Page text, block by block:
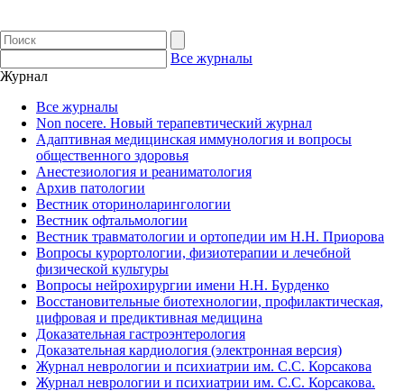
Все журналы
Журнал
Все журналы
Non nocere. Новый терапевтический журнал
Адаптивная медицинская иммунология и вопросы
общественного здоровья
Анестезиология и реаниматология
Архив патологии
Вестник оториноларингологии
Вестник офтальмологии
Вестник травматологии и ортопедии им Н.Н. Приорова
Вопросы курортологии, физиотерапии и лечебной
физической культуры
Вопросы нейрохирургии имени Н.Н. Бурденко
Восстановительные биотехнологии, профилактическая,
цифровая и предиктивная медицина
Доказательная гастроэнтерология
Доказательная кардиология (электронная версия)
Журнал неврологии и психиатрии им. С.С. Корсакова
Журнал неврологии и психиатрии им. С.С. Корсакова.